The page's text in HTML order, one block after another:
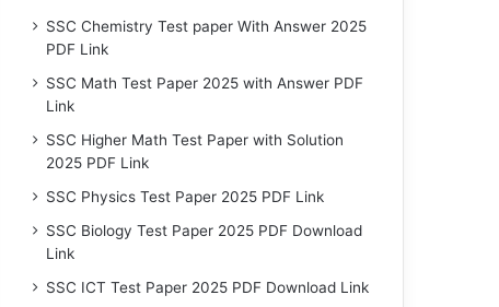
SSC Chemistry Test paper With Answer 2025
PDF Link
SSC Math Test Paper 2025 with Answer PDF
Link
SSC Higher Math Test Paper with Solution
2025 PDF Link
SSC Physics Test Paper 2025 PDF Link
SSC Biology Test Paper 2025 PDF Download
Link
SSC ICT Test Paper 2025 PDF Download Link